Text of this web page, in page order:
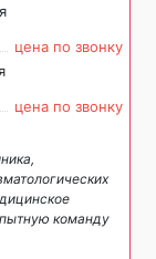
цена по звонку
цена по звонку
команду